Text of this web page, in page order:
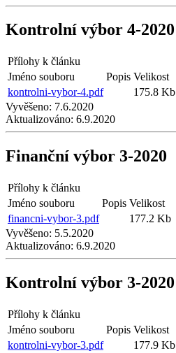
Kontrolní výbor 4-2020
Přílohy k článku
Jméno souboru
Popis Velikost
kontrolni-vybor-4.pdf
175.8 Kb
Vyvěšeno: 7.6.2020
Aktualizováno: 6.9.2020
Finanční výbor 3-2020
Přílohy k článku
Jméno souboru
Popis Velikost
financni-vybor-3.pdf
177.2 Kb
Vyvěšeno: 5.5.2020
Aktualizováno: 6.9.2020
Kontrolní výbor 3-2020
Přílohy k článku
Jméno souboru
Popis Velikost
kontrolni-vybor-3.pdf
177.9 Kb